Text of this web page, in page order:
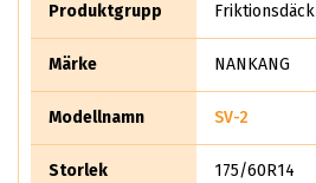
Produktgrupp Friktionsdäck
Märke NANKANG
Modellnamn SV-2
Storlek 175/60R14